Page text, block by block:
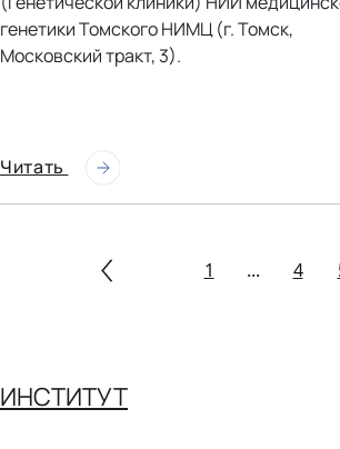
генетики Томского НИМЦ (г. Томск,
Московский тракт, 3).
Читать
1 ... 4
ИНСТИТУТ